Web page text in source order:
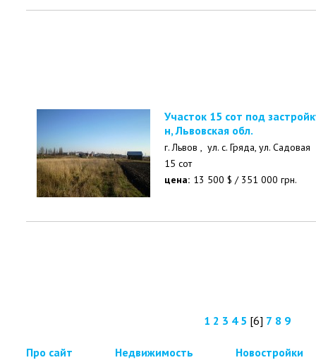
Участок 15 сот под застройку с.Гярда. Жолковский р-
н, Львовская обл.
г. Львов , ул. с. Гряда, ул. Садовая
15 сот
цена: 13 500 $ / 351 000 грн.
1 2 3 4 5 [6] 7 8 9
Про сайт Недвижимость Новостройки